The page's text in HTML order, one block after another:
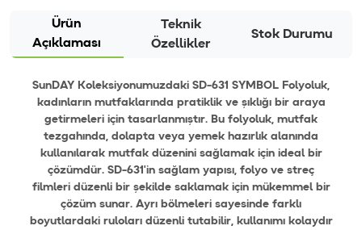
Ürün
Açıklaması
Teknik
Özellikler
Stok Durumu
SunDAY Koleksiyonumuzdaki SD-631 SYMBOL Folyoluk,
kadınların mutfaklarında pratiklik ve şıklığı bir araya
getirmeleri için tasarlanmıştır. Bu folyoluk, mutfak
tezgahında, dolapta veya yemek hazırlık alanında
kullanılarak mutfak düzenini sağlamak için ideal bir
çözümdür. SD-631'in sağlam yapısı, folyo ve streç
filmleri düzenli bir şekilde saklamak için mükemmel bir
çözüm sunar. Ayrı bölmeleri sayesinde farklı
boyutlardaki ruloları düzenli tutabilir, kullanımı kolaydır